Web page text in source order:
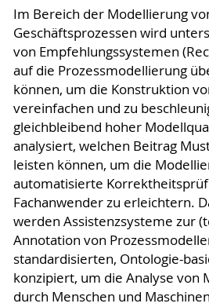
Im Bereich der Modellierung
Geschäftsprozessen wird
von Empfehlungssystemen
auf die Prozessmodellierung
können, um die Konstruktion
vereinfachen und zu
gleichbleibend hoher
analysiert, welchen Beitrag
leisten können, um die
automatisierte
Fachanwender zu erleichtern.
werden Assistenzsysteme zur
Annotation von
standardisierten, Ontologie-
konzipiert, um die Analyse von
durch Menschen und